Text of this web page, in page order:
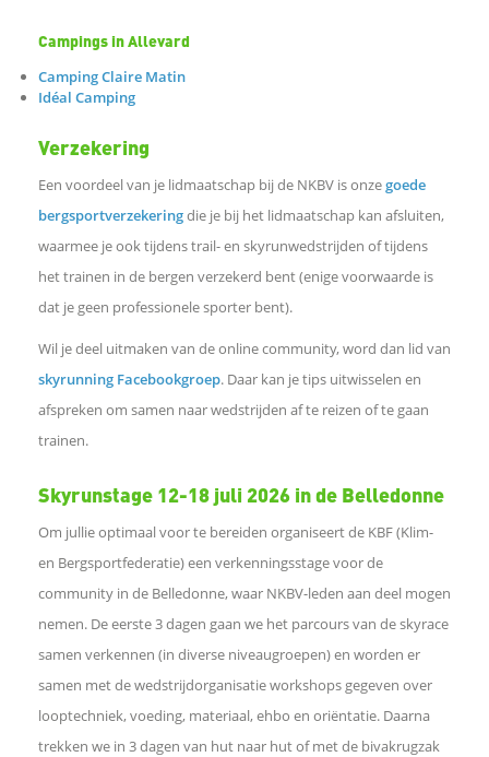
Campings in Allevard
Camping Claire Matin
Idéal Camping
Verzekering
Een voordeel van je lidmaatschap bij de NKBV is onzegoede
bergsportverzekeringdie je bij het lidmaatschap kan afsluiten,
waarmee je ook tijdens trail- en skyrunwedstrijden of tijdens
het trainen in de bergen verzekerd bent (enige voorwaarde is
dat je geen professionele sporter bent).
Wil je deel uitmaken van de online community, word dan lid van
skyrunning Facebookgroep. Daar kan je tips uitwisselen en
afspreken om samen naar wedstrijden af te reizen of te gaan
trainen.
Skyrunstage 12-18 juli 2026 in de Belledonne
Om jullie optimaal voor te bereiden organiseert de KBF (Klim-
en Bergsportfederatie) een verkenningsstage voor de
community in de Belledonne, waar NKBV-leden aan deel mogen
nemen. De eerste 3 dagen gaan we het parcours van de skyrace
samen verkennen (in diverse niveaugroepen) en worden er
samen met de wedstrijdorganisatie workshops gegeven over
looptechniek, voeding, materiaal, ehbo en oriëntatie. Daarna
trekken we in 3 dagen van hut naar hut of met de bivakrugzak